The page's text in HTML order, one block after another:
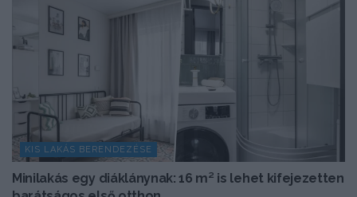
KIS LAKÁS BERENDEZÉSE
Minilakás egy diáklánynak: 16 m² is lehet kifejezetten